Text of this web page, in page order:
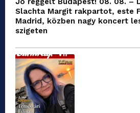
Slachta Margit rakpartot, este
Madrid, közben nagy koncert
szigeten